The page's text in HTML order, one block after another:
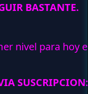
BASTANTE.
nivel para hoy en
SUSCRIPCION: